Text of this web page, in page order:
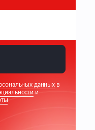
данных в
и